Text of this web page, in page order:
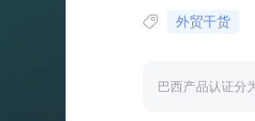
外贸干货
巴西产品认证分